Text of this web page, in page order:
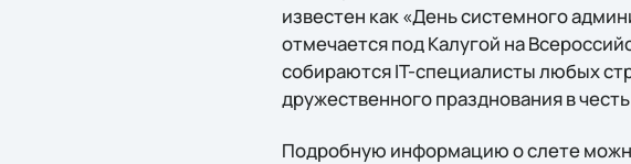
известен как «День системного
отмечается под Калугой на
собираются IT-специалисты любых
дружественного празднования в
Подробную информацию о слете